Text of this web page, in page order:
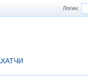
Логин: